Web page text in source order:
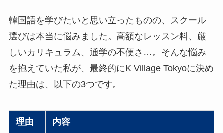
韓国語を学びたいと思い立ったものの、スクール
選びは本当に悩みました。高額なレッスン料、厳
しいカリキュラム、通学の不便さ…。そんな悩み
を抱えていた私が、最終的にK Village Tokyoに決め
た理由は、以下の3つです。
理由 内容